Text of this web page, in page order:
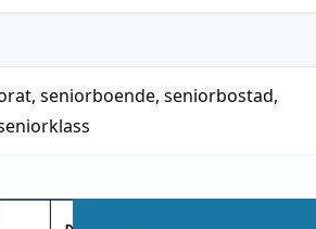
, seniorboende, seniorbostad,